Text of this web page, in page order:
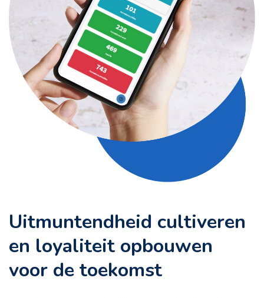
Uitmuntendheid cultiveren
en loyaliteit opbouwen
voor de toekomst